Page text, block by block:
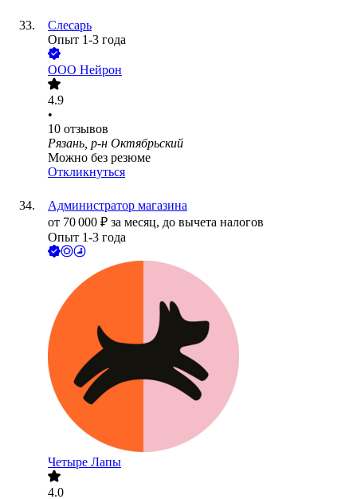
Слесарь
Опыт 1-3 года
ООО Нейрон
4.9
•
10 отзывов
Рязань, р-н Октябрьский
Можно без резюме
Откликнуться
Администратор магазина
от 70 000 ₽ за месяц, до вычета налогов
Опыт 1-3 года
Четыре Лапы
4.0